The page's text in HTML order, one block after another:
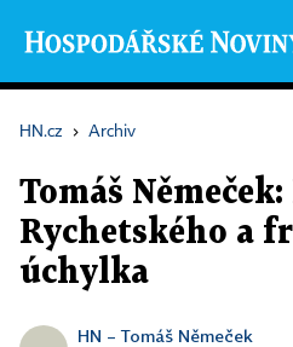
HN.cz › Archiv
Tomáš
Rychetského a
úchylka
HN – Tomáš Němeček